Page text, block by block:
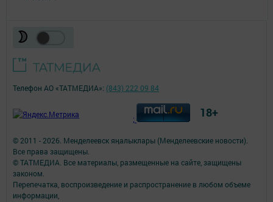
© 2011 - 2026. Менделеевск яӊалыклары (Менделеевские новости).
Все права защищены.
© ТАТМЕДИА. Все материалы, размещенные на сайте, защищены
законом.
Перепечатка, воспроизведение и распространение в любом объеме
информации,
Телефон АО «ТАТМЕДИА»: (843) 222 09 84
; 18+